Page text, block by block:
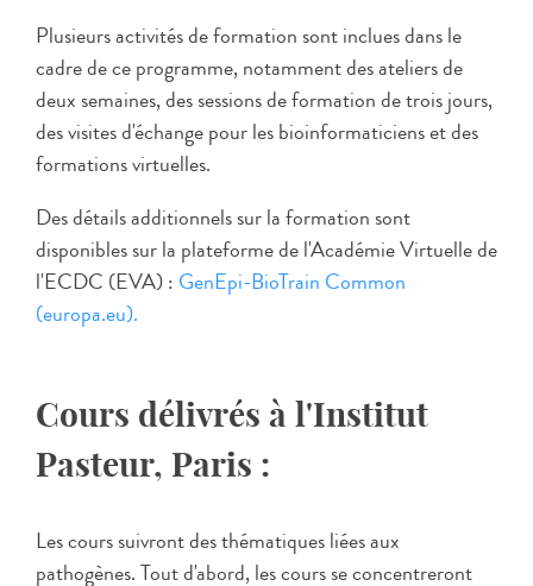
Plusieurs activités de formation sont inclues dans le
cadre de ce programme, notamment des ateliers de
deux semaines, des sessions de formation de trois jours,
des visites d'échange pour les bioinformaticiens et des
formations virtuelles.
Des détails additionnels sur la formation sont
disponibles sur la plateforme de l'Académie Virtuelle de
l'ECDC (EVA) : GenEpi-BioTrain Common
(europa.eu).
Cours délivrés à l'Institut
Pasteur, Paris :
Les cours suivront des thématiques liées aux
pathogènes. Tout d'abord, les cours se concentreront